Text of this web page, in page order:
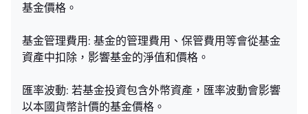
基金價格。
基金管理費用: 基金的管理費用、保管費用等會從基金
資產中扣除，影響基金的淨值和價格。
匯率波動: 若基金投資包含外幣資產，匯率波動會影響
以本國貨幣計價的基金價格。